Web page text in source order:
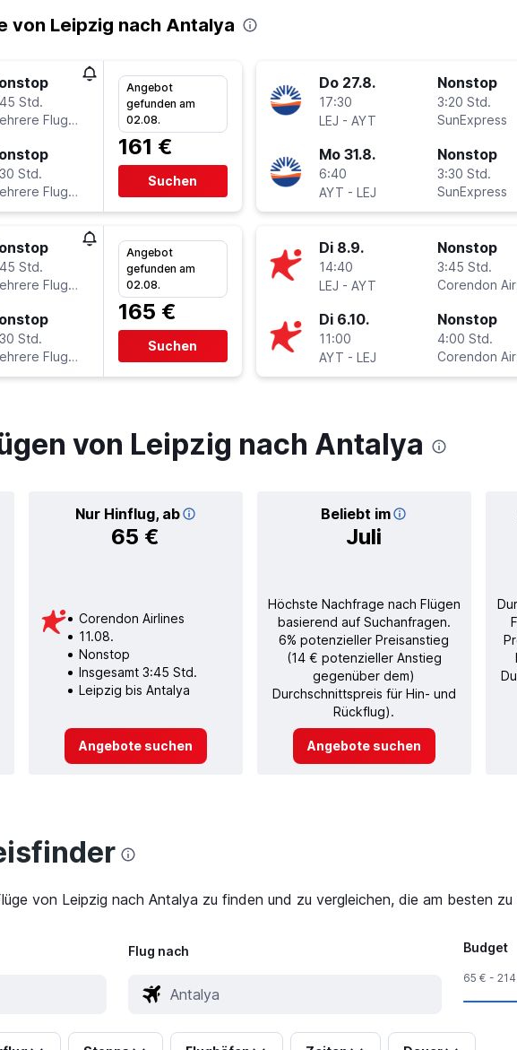
von Leipzig nach Antalya
Std.
Fluglinien
Std.
Fluglinien
Angebot
gefunden am
02.08.
161 €
Suchen
Std.
Fluglinien
Std.
Fluglinien
Angebot
gefunden am
02.08.
165 €
Suchen
Do 27.8.
17:30
LEJ - AYT
Nonstop
3:20 Std.
SunExpress
Mo 31.8.
6:40
AYT - LEJ
Nonstop
3:30 Std.
SunExpress
Di 8.9.
14:40
LEJ - AYT
Nonstop
3:45 Std.
Corendon
Di 6.10.
11:00
AYT - LEJ
Nonstop
4:00 Std.
Corendon
von Leipzig nach Antalya
Nur Hinflug, ab
65 €
Beliebt im
Juli
Corendon Airlines
11.08.
Nonstop
Insgesamt 3:45 Std.
Leipzig bis Antalya
Angebote suchen
Höchste Nachfrage nach Flügen
basierend auf Suchanfragen.
6% potenzieller Preisanstieg
(14 € potenzieller Anstieg
gegenüber dem)
Durchschnittspreis für Hin- und
Rückflug).
Angebote suchen
von Leipzig nach Antalya zu finden und zu vergleichen, die am besten zu
Flug nach Budget
65 € -